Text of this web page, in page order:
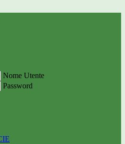
Nome Utente
Password